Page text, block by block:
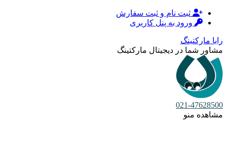
ثبت نام و ثبت سفارش
ورود به پنل کاربری
رایا مارکتینگ
مشاور شما در دیجیتال مارکتینگ
021-47628500
مشاهده منو